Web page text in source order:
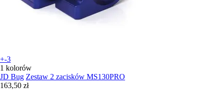
+-3
1 kolorów
JD Bug Zestaw 2 zacisków MS130PRO
163,50 zł